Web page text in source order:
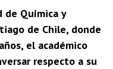
de Química y
de Chile, donde
el académico
respecto a su